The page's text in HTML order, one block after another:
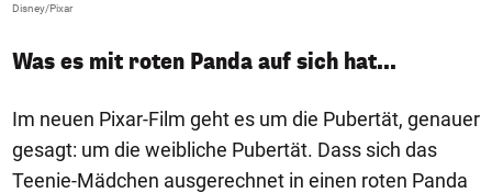
Disney/Pixar
Was es mit roten Panda auf sich hat...
Im neuen Pixar-Film geht es um die Pubertät, genauer
gesagt: um die weibliche Pubertät. Dass sich das
Teenie-Mädchen ausgerechnet in einen roten Panda